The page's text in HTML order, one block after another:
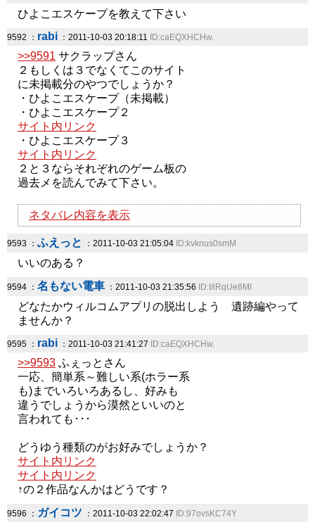
ひよこエスケープを教えて下さい
9592 ： rabi ：2011-10-03 20:18:11 ID:caEQXHCHw.
>>9591 サクラップさん
２もしくは３でなくてこのサイト
に未掲載分のやつでしょうか？
・ひよこエスケープ（未掲載）
・ひよこエスケープ２
サイト内リンク
・ひよこエスケープ３
サイト内リンク
２と３ならそれぞれのゲーム板の
過去メを読んでみて下さい。
ネタバレ内容を表示
9593 ： ふえっと ：2011-10-03 21:05:04 ID:kvknus0smM
いいのある？
9594 ： 名もない電車 ：2011-10-03 21:35:56 ID:I/iRqUe8MI
どなたかウィルコムアプリの脱出しよう 遺跡編やって
ませんか？
9595 ： rabi ：2011-10-03 21:41:27 ID:caEQXHCHw.
>>9593 ふぇっとさん
一応、簡単系～難しい系(ホラー系
も)までいろいろあるし、好みも
違うでしょうから漠然といいのと
言われても･･･
どうゆう種類のがお好みでしょうか？
サイト内リンク
サイト内リンク
↑の２作品なんかはどうです？
9596 ： ガイコツ ：2011-10-03 22:02:47 ID:97ovsKC74Y